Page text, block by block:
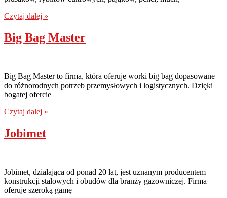
Czytaj dalej »
Big Bag Master
Big Bag Master to firma, która oferuje worki big bag dopasowane
do różnorodnych potrzeb przemysłowych i logistycznych. Dzięki
bogatej ofercie
Czytaj dalej »
Jobimet
Jobimet, działająca od ponad 20 lat, jest uznanym producentem
konstrukcji stalowych i obudów dla branży gazowniczej. Firma
oferuje szeroką gamę